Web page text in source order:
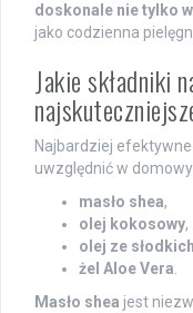
doskonale nie tylko
jako codzienna
Jakie składniki
Najbardziej
uwzględnić w
masło shea,
olej kokosowy,
olej ze
żel Aloe Vera
Masło shea jest